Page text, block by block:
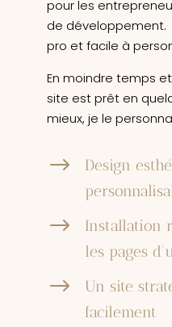
pour les
de développement.
pro et facile à
En moindre temps
site est prêt en
mieux, je le
$
Design
$
Installation
les pages
$
Un site
facilement